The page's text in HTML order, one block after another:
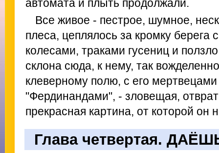
автомата и плыть продолжали.
Все живое - пестрое, шумное,
плеса, цеплялось за кромку берега
колесами, траками гусениц и
склона сюда, к нему, так
клеверному полю, с его
"Фердинандами", - зловещая,
прекрасная картина, от которой он
Глава четвертая.